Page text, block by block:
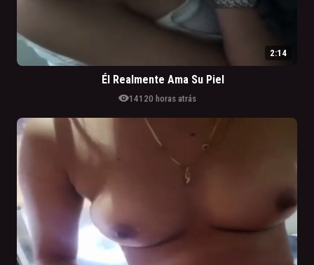
2:14
Él Realmente Ama Su Piel
visibility141 20 horas atrás